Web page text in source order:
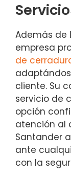
Además de
empresa
de
cliente. Su
servicio de
opción
atención al
Santander
ante
con la